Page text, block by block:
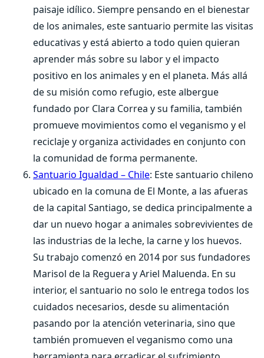
paisaje idílico. Siempre pensando en el bienestar
de los animales, este santuario permite las visitas
educativas y está abierto a todo quien quieran
aprender más sobre su labor y el impacto
positivo en los animales y en el planeta. Más allá
de su misión como refugio, este albergue
fundado por Clara Correa y su familia, también
promueve movimientos como el veganismo y el
reciclaje y organiza actividades en conjunto con
la comunidad de forma permanente.
Santuario Igualdad – Chile: Este santuario chileno
ubicado en la comuna de El Monte, a las afueras
de la capital Santiago, se dedica principalmente a
dar un nuevo hogar a animales sobrevivientes de
las industrias de la leche, la carne y los huevos.
Su trabajo comenzó en 2014 por sus fundadores
Marisol de la Reguera y Ariel Maluenda. En su
interior, el santuario no solo le entrega todos los
cuidados necesarios, desde su alimentación
pasando por la atención veterinaria, sino que
también promueven el veganismo como una